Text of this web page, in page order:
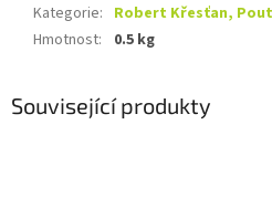
Kategorie: Robert Křesťan,
Hmotnost: 0.5 kg
Související produkty